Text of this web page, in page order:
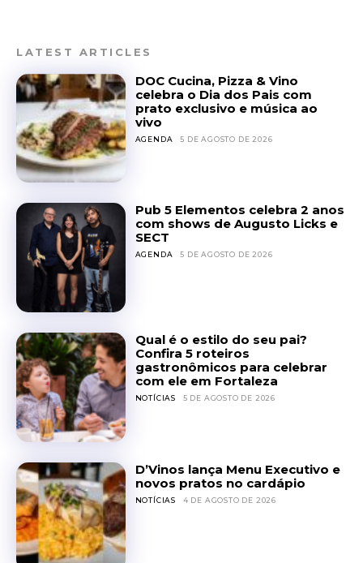
LATEST ARTICLES
DOC Cucina, Pizza & Vino
celebra o Dia dos Pais com
prato exclusivo e música ao
vivo
AGENDA 5 DE AGOSTO DE 2026
Pub 5 Elementos celebra 2 anos
com shows de Augusto Licks e
SECT
AGENDA 5 DE AGOSTO DE 2026
Qual é o estilo do seu pai?
Confira 5 roteiros
gastronômicos para celebrar
com ele em Fortaleza
NOTÍCIAS 5 DE AGOSTO DE 2026
D’Vinos lança Menu Executivo e
novos pratos no cardápio
NOTÍCIAS 4 DE AGOSTO DE 2026